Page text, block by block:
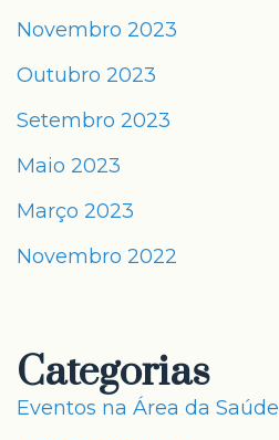
Novembro 2023
Outubro 2023
Setembro 2023
Maio 2023
Março 2023
Novembro 2022
Categorias
Eventos na Área da Saúde